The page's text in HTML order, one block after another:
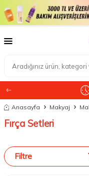
Anasayfa Makyaj
Fırça Setleri
Filtre